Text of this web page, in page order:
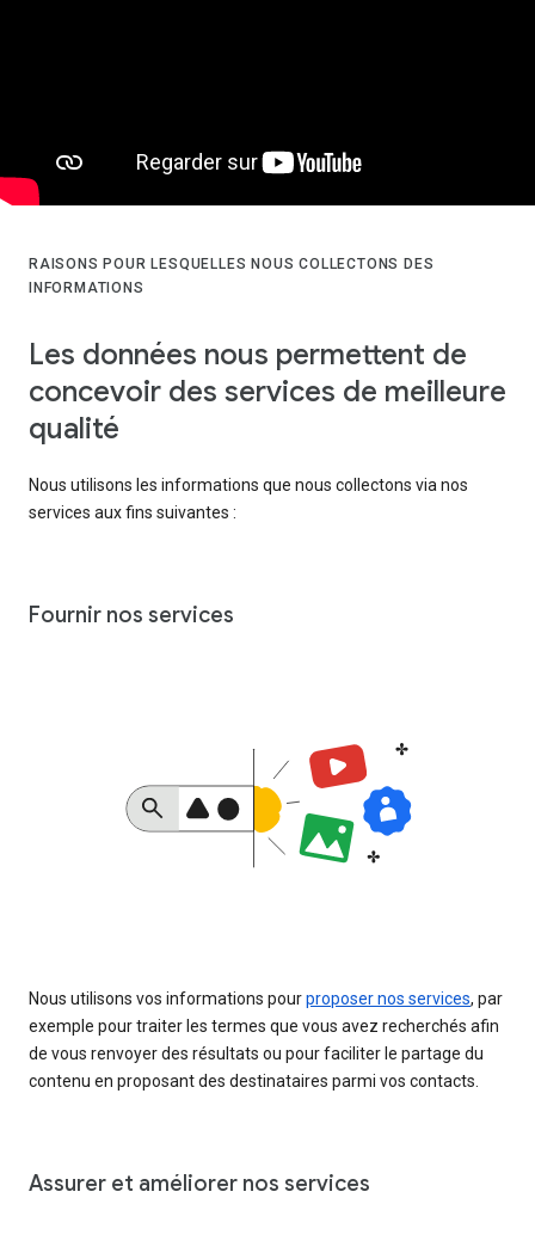
RAISONS POUR LESQUELLES NOUS COLLECTONS DES
INFORMATIONS
Les données nous permettent de
concevoir des services de meilleure
qualité
Nous utilisons les informations que nous collectons via nos
services aux fins suivantes :
Fournir nos services
Nous utilisons vos informations pourproposer nos services, par
exemple pour traiter les termes que vous avez recherchés afin
de vous renvoyer des résultats ou pour faciliter le partage du
contenu en proposant des destinataires parmi vos contacts.
Assurer et améliorer nos services